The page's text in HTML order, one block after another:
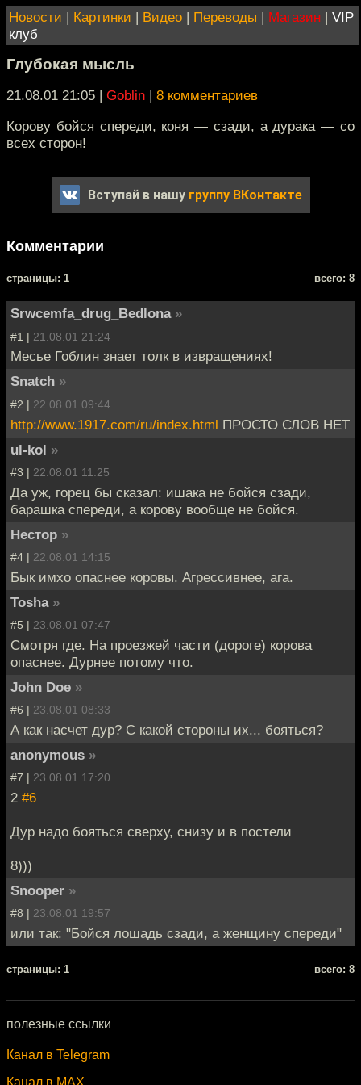
Новости | Картинки | Видео | Переводы | Магазин | VIP
клуб
Глубокая мысль
21.08.01 21:05 | Goblin | 8 комментариев
Корову бойся спереди, коня — сзади, а дурака — со
всех сторон!
Вступай в нашу группу ВКонтакте
Комментарии
cтраницы: 1 всего: 8
Srwcemfa_drug_Bedlona »
#1 | 21.08.01 21:24
Месье Гоблин знает толк в извращениях!
Snatch »
#2 | 22.08.01 09:44
http://www.1917.com/ru/index.html ПРОСТО СЛОВ НЕТ
ul-kol »
#3 | 22.08.01 11:25
Да уж, горец бы сказал: ишака не бойся сзади,
барашка спереди, а корову вообще не бойся.
Нестор »
#4 | 22.08.01 14:15
Бык имхо опаснее коровы. Агрессивнее, ага.
Tosha »
#5 | 23.08.01 07:47
Смотря где. На проезжей части (дороге) корова
опаснее. Дурнее потому что.
John Doe »
#6 | 23.08.01 08:33
А как насчет дур? С какой стороны их... бояться?
anonymous »
#7 | 23.08.01 17:20
2 #6
Дур надо бояться сверху, снизу и в постели
8)))
Snooper »
#8 | 23.08.01 19:57
или так: "Бойся лошадь сзади, а женщину спереди"
cтраницы: 1 всего: 8
полезные ссылки
Канал в Telegram
Канал в MAX